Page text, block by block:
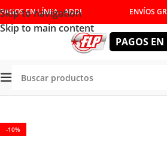
Skip to navigation
Skip to main content
PAGOS EN LÍNEA - ADDI ENVÍOS
PAGOS
/DESTORNILLADORES Y
-10%